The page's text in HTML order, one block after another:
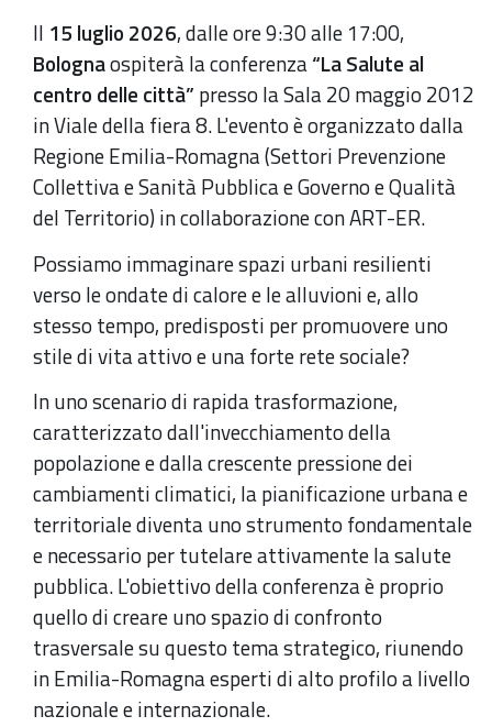
2026-
07-
15T17:00:00+02:00
L’urbanistica
come
strumento
di
pubblica.
Conferenza
organizzata
da
Regione
Emilia-
Romagna
con
il
supporto
di
ART-
ER
Il 15 luglio 2026, dalle ore 9:30 alle 17:00,
Bolognaospiterà la conferenza“La Salute al
centro delle città” presso la Sala 20 maggio 2012
in Viale della fiera 8. L'evento è organizzato dalla
Regione Emilia-Romagna (Settori Prevenzione
Collettiva e Sanità Pubblica e Governo e Qualità
del Territorio) in collaborazione con ART-ER.
Possiamo immaginare spazi urbani resilienti
verso le ondate di calore e le alluvioni e, allo
stesso tempo, predisposti per promuovere uno
stile di vita attivo e una forte rete sociale?
In uno scenario di rapida trasformazione,
caratterizzato dall'invecchiamento della
popolazione e dalla crescente pressione dei
cambiamenti climatici, la pianificazione urbana e
territoriale diventa uno strumento fondamentale
e necessario per tutelare attivamente la salute
pubblica. L'obiettivo della conferenza è proprio
quello di creare uno spazio di confronto
trasversale su questo tema strategico, riunendo
in Emilia-Romagna esperti di alto profilo a livello
nazionale e internazionale.